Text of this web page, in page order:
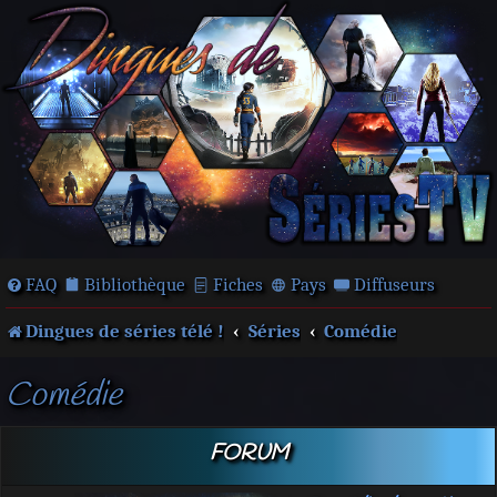
FAQ Bibliothèque Fiches Pays Diffuseurs
Dingues de séries télé ! Séries Comédie
Comédie
FORUM